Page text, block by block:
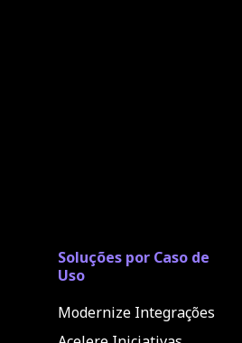
Soluções por Caso de
Uso
Modernize Integrações